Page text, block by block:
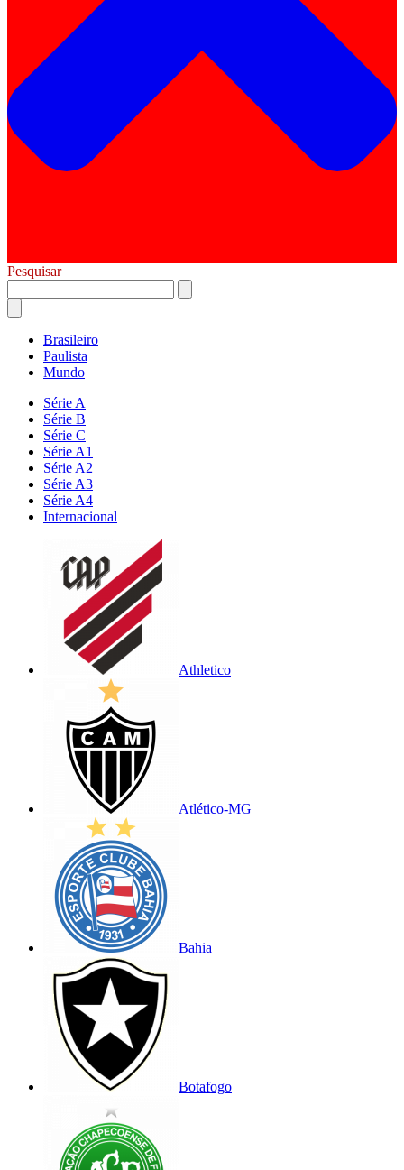
Pesquisar
Brasileiro
Paulista
Mundo
Série A
Série B
Série C
Série A1
Série A2
Série A3
Série A4
Internacional
Athletico
Atlético-MG
Bahia
Botafogo